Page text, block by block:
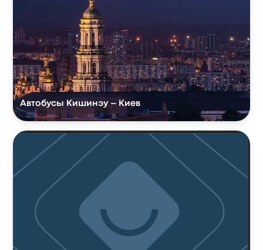
Автобусы Кишинэу – Киев